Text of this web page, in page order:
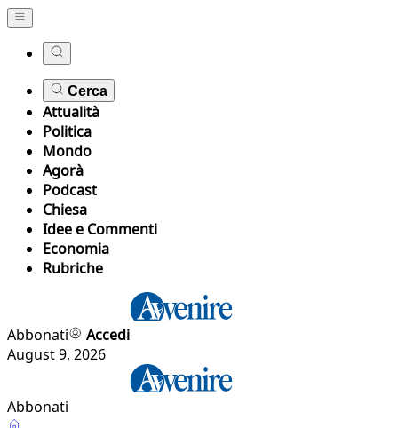
Cerca
Attualità
Politica
Mondo
Agorà
Podcast
Chiesa
Idee e Commenti
Economia
Rubriche
Abbonati
Accedi
August 9, 2026
Abbonati